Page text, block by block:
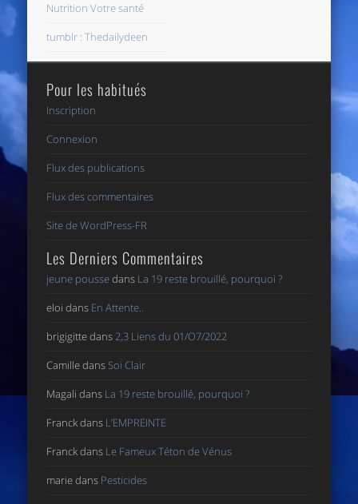
Nutrition Votre santé
tumblr : Thedailydeen
Pour les habitués
Inscription
Connexion
Flux des publications
Flux des commentaires
Site de WordPress-FR
Les Derniers Commentaires
jeune poussedans La 19 reste brouillé, pourquoi ?
eloi dans En Attente..
brigigittedans 2,3 Liens du 01/O7/2022
Camilledans Soi Clair
Magali dans La 19 reste brouillé, pourquoi ?
Franckdans L’EMPREINTE
Franckdans Le Fameux Téton de Vénus
mariedans Pesticides